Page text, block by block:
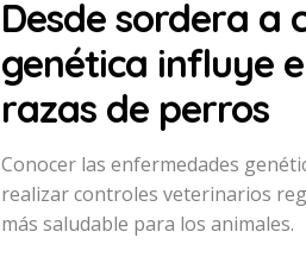
Desde sordera a
genética influye
razas de perros
Conocer las enfermedades
realizar controles veterinarios
más saludable para los animales.